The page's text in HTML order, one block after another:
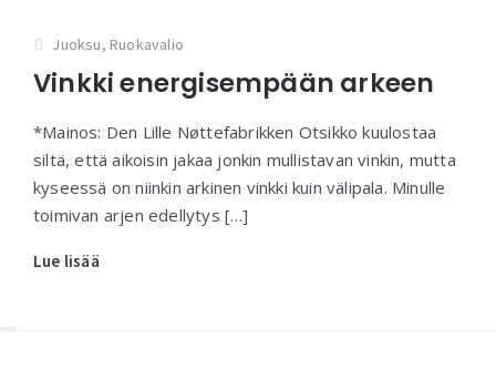
Juoksu, Ruokavalio
Vinkki energisempään arkeen
*Mainos: Den Lille Nøttefabrikken Otsikko kuulostaa
siltä, että aikoisin jakaa jonkin mullistavan vinkin, mutta
kyseessä on niinkin arkinen vinkki kuin välipala. Minulle
toimivan arjen edellytys […]
Lue lisää